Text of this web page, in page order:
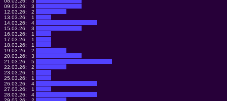
09.03.26:
3
12.03.26:
2
13.03.26:
1
14.03.26:
4
15.03.26:
3
16.03.26:
1
17.03.26:
1
18.03.26:
1
19.03.26:
2
20.03.26:
3
21.03.26:
5
22.03.26:
2
23.03.26:
1
25.03.26:
1
26.03.26:
4
27.03.26:
1
28.03.26:
4